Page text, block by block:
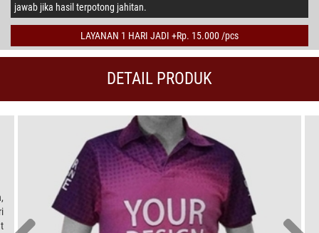
jawab jika hasil terpotong jahitan.
LAYANAN 1 HARI JADI +Rp. 15.000 /pcs
DETAIL PRODUK